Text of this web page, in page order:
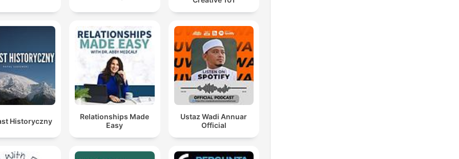
Historyczny
Relationships Made
Easy
Ustaz Wadi Annuar
Official